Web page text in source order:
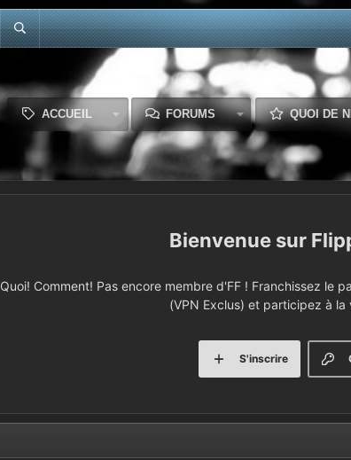
ACCUEIL FORUMS QUOI DE
Quoi! Comment! Pas encore membre d'FF ! Franchissez le
(VPN Exclus) et participez à
S'inscrire